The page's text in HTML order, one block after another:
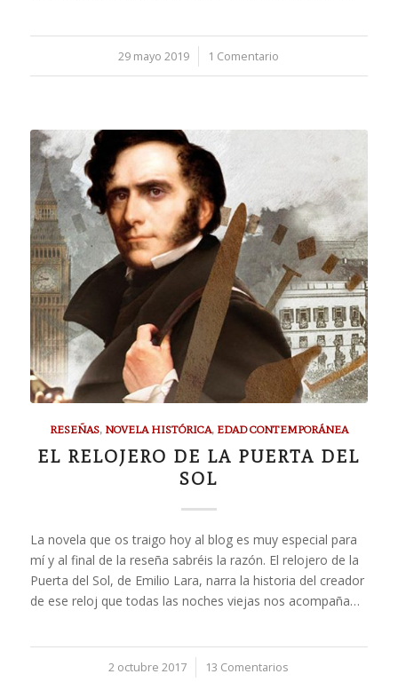
29 mayo 2019
/ 1 Comentario
RESEÑAS, NOVELA HISTÓRICA, EDAD CONTEMPORÁNEA
EL RELOJERO DE LA PUERTA DEL
SOL
La novela que os traigo hoy al blog es muy especial para
mí y al final de la reseña sabréis la razón. El relojero de la
Puerta del Sol, de Emilio Lara, narra la historia del creador
de ese reloj que todas las noches viejas nos acompaña…
2 octubre 2017
/ 13 Comentarios